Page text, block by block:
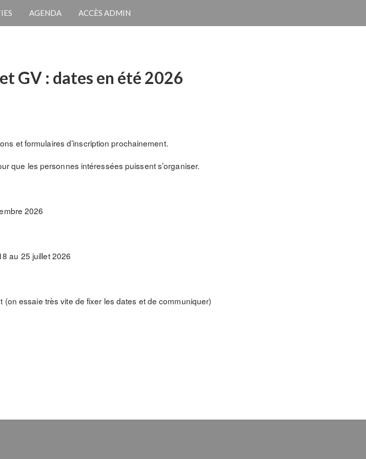
AGENDA ACCÈS ADMIN
GV : dates en été 2026
et formulaires d’inscription prochainement.
que les personnes intéressées puissent s’organiser.
2026
au 25 juillet 2026
essaie très vite de fixer les dates et de communiquer)